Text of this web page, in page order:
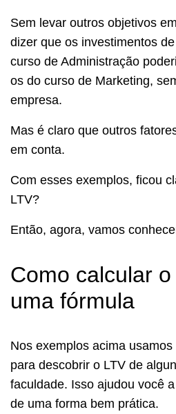
Sem levar outros objetivos
dizer que os investimentos
curso de Administração
os do curso de Marketing,
empresa.
Mas é claro que outros
em conta.
Com esses exemplos, ficou
LTV?
Então, agora, vamos
Como calcular
uma fórmula
Nos exemplos acima
para descobrir o LTV de
faculdade. Isso ajudou você
de uma forma bem prática.